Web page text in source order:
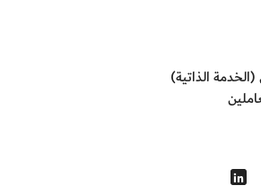
الذاتية)
Opens
Opens in a
Opens in a new
Opens in a new window